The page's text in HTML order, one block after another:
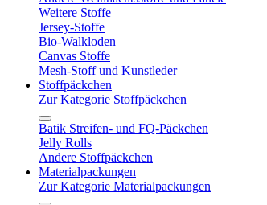
Weitere Stoffe
Jersey-Stoffe
Bio-Walkloden
Canvas Stoffe
Mesh-Stoff und Kunstleder
Stoffpäckchen
Zur Kategorie Stoffpäckchen
Batik Streifen- und FQ-Päckchen
Jelly Rolls
Andere Stoffpäckchen
Materialpackungen
Zur Kategorie Materialpackungen